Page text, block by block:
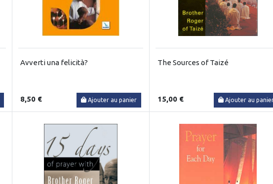
Avverti una felicità?
8,50 € Ajouter au panier
The Sources of Taizé
15,00 € Ajouter au